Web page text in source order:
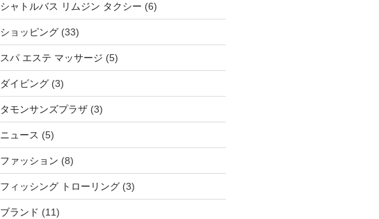
シャトルバス リムジン タクシー (6)
ショッピング(33)
スパ エステ マッサージ (5)
ダイビング(3)
タモンサンズプラザ(3)
ニュース (5)
ファッション (8)
フィッシング トローリング(3)
ブランド (11)